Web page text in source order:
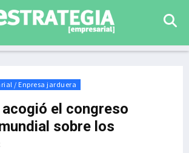
/ Enpresa jarduera
el congreso
sobre los